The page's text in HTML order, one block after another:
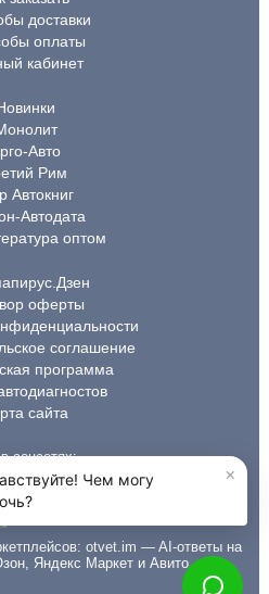
доставки
оплаты
кабинет
Авто
Рим
Автокниг
Автодата
оптом
оферты
соглашение
программа
сайта
соцсетях:
otvet.im — AI-ответы на
Яндекс Маркет и Авито